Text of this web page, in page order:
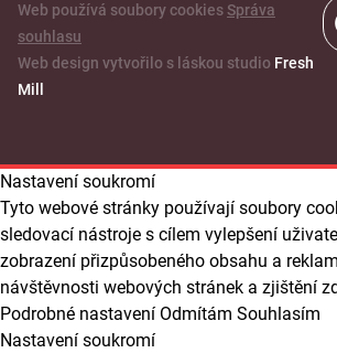
Web používá soubory cookies Správa
souhlasu
Web design vytvořilo s láskou studio Fresh
Mill
Nastavení soukromí
Tyto webové stránky používají soubory
sledovací nástroje s cílem vylepšení
zobrazení přizpůsobeného obsahu a
návštěvnosti webových stránek a zjištění
Podrobné nastavení Odmítám Souhlasím
Nastavení soukromí